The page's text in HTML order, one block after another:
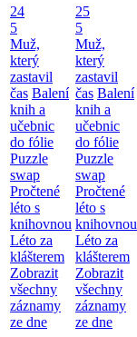
24
5
Muž,
který
zastavil
čas Balení
knih a
učebnic
do fólie
Puzzle
swap
Pročtené
léto s
knihovnou
Léto za
klášterem
Zobrazit
všechny
záznamy
ze dne
25
5
Muž,
který
zastavil
čas Balení
knih a
učebnic
do fólie
Puzzle
swap
Pročtené
léto s
knihovnou
Léto za
klášterem
Zobrazit
všechny
záznamy
ze dne